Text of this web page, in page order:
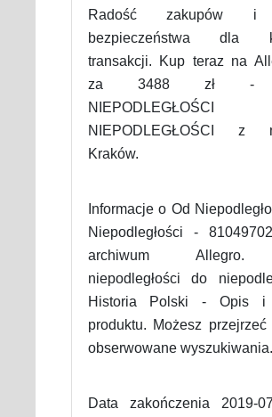
Radość zakupów i
bezpieczeństwa dla
transakcji. Kup teraz na
za 3488 zł -
NIEPODLEGŁOŚCI z
Kraków.
Informacje o Od
Niepodległości -
archiwum
niepodległości do
Historia Polski - Opis i
produktu. Możesz
obserwowane wyszukiwania.
Data zakończenia 2019-